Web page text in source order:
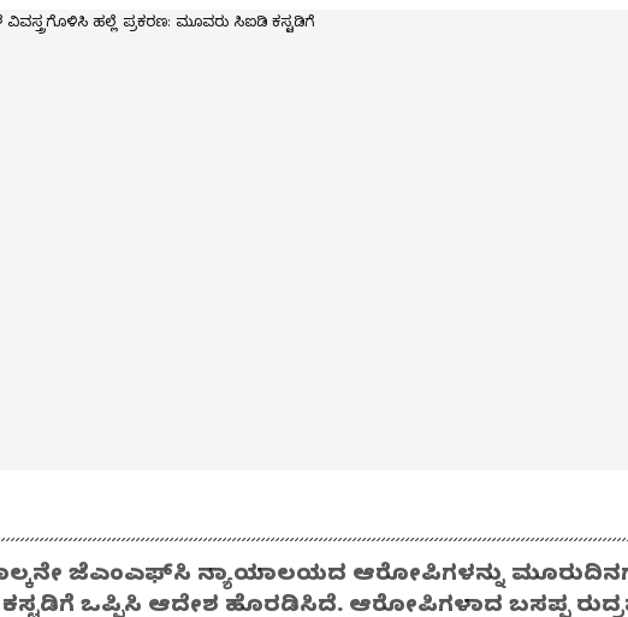
ಜೆಎಂಎಫ್‌ಸಿ ನ್ಯಾಯಾಲಯದ ಆರೋಪಿಗಳನ್ನು
ಒಪ್ಪಿಸಿ ಆದೇಶ ಹೊರಡಿಸಿದೆ. ಆರೋಪಿಗಳಾದ ಬಸಪ್ಪ